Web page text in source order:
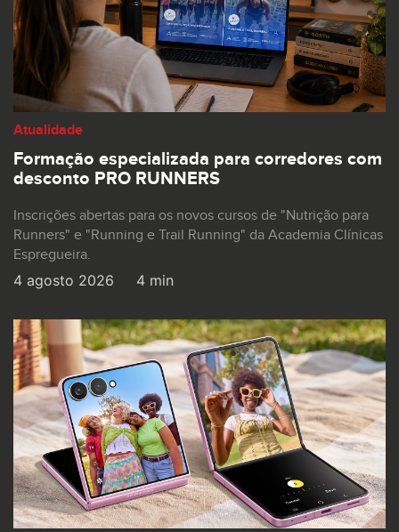
Atualidade
Formação especializada para corredores com
desconto PRO RUNNERS
Inscrições abertas para os novos cursos de "Nutrição para
Runners" e "Running e Trail Running" da Academia Clínicas
Espregueira.
4 agosto 2026 4 min